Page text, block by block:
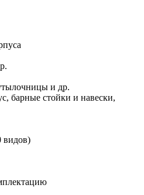
и др.
барные стойки и навески,
видов)